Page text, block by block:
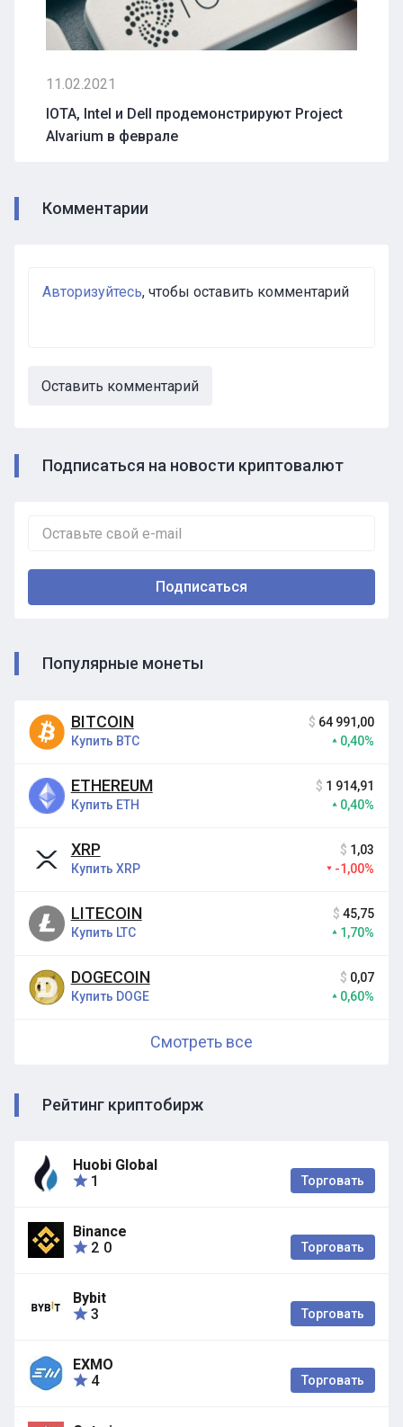
Популярные монеты
BITCOIN
Купить BTC
$ 64 991,00
0,40%
ETHEREUM
Купить ETH
$ 1 914,91
0,40%
XRP
Купить XRP
$ 1,03
-1,00%
LITECOIN
Купить LTC
$ 45,75
1,70%
DOGECOIN
Купить DOGE
$ 0,07
0,60%
Смотреть все
Рейтинг криптобирж
Huobi Global
1
Торговать
Binance
2 0 Торговать
Bybit
3
Торговать
EXMO
4
Торговать
11.02.2021
IOTA, Intel и Dell продемонстрируют Project
Alvarium в феврале
Комментарии
Авторизуйтесь, чтобы оставить комментарий
Оставить комментарий
Подписаться на новости криптовалют